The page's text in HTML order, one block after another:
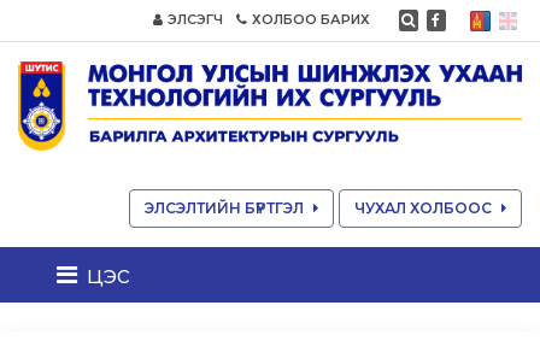
ЭЛСЭГЧ ХОЛБОО БАРИХ
ЭЛСЭЛТИЙН БҮРТГЭЛ ЧУХАЛ ХОЛБООС
цэс